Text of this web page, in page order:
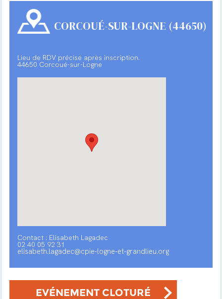
CORCOUÉ-SUR-LOGNE (44650)
Lieu de RDV précisé après inscription.
44650 Corcoué-sur-Logne
Contact : Elisabeth Lagadec
02 40 05 92 31
elisabeth.lagadec@cpie-logne-et-grandlieu.org
EVÉNEMENT CLOTURÉ